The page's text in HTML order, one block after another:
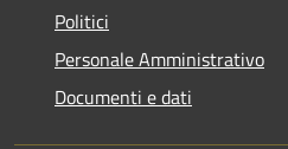
Politici
Personale Amministrativo
Documenti e dati